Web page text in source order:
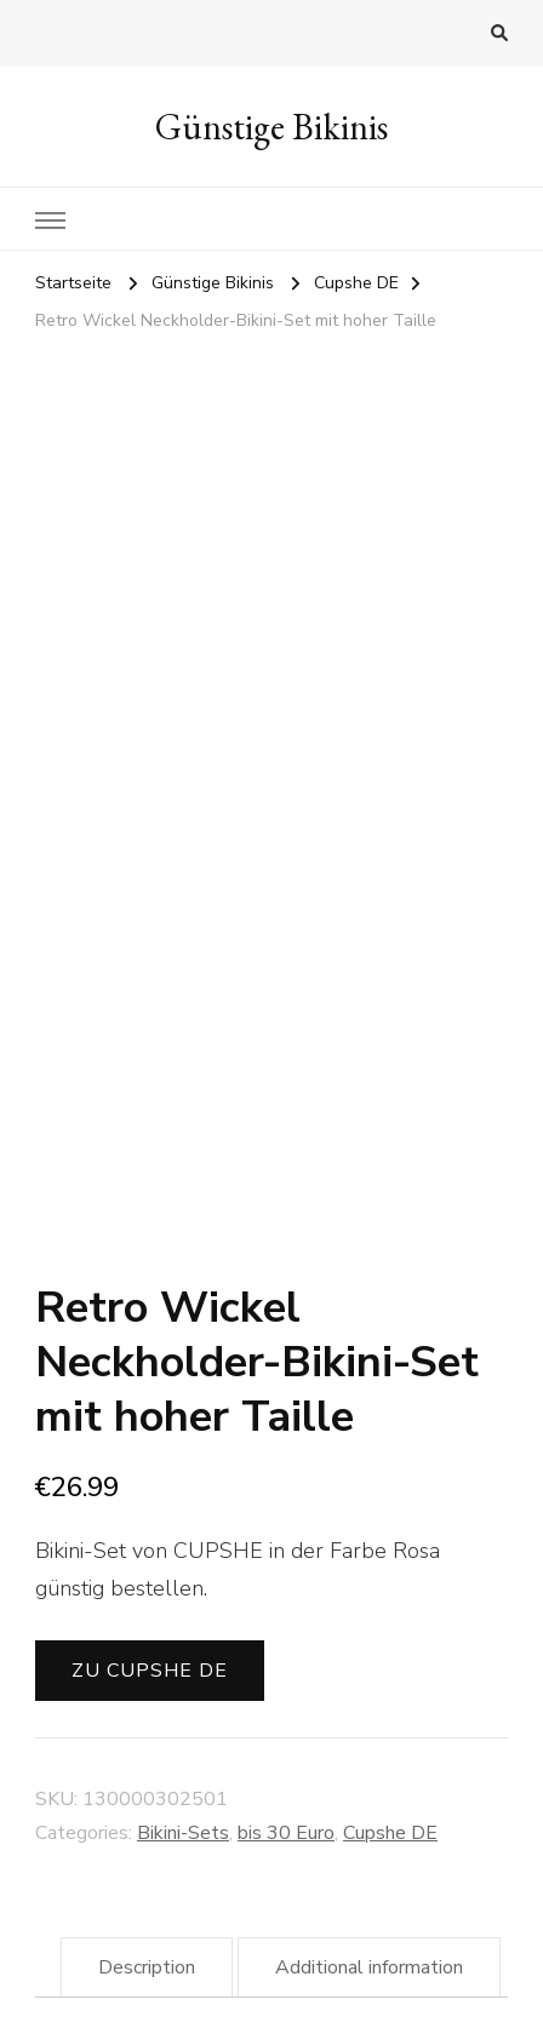
Günstige Bikinis
Startseite Günstige Bikinis
Cupshe DE
Retro Wickel Neckholder-Bikini-Set mit hoher Taille
Retro Wickel
Neckholder-Bikini-Set
mit hoher Taille
€26.99
Bikini-Set von CUPSHE in der Farbe Rosa
günstig bestellen.
ZU CUPSHE DE
SKU: 130000302501
Categories: Bikini-Sets, bis 30 Euro, Cupshe DE
Description Additional information